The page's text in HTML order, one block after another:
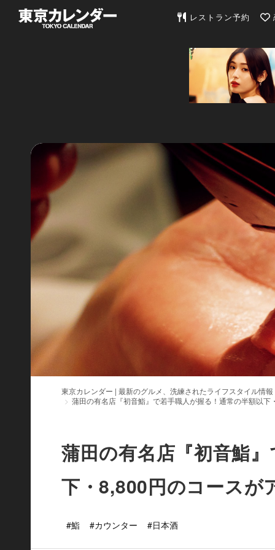
東京カレンダー | 最新
レストラン予約
東京カレンダー | 最新のグルメ、洗練されたライフスタイル情報
蒲田の有名店『初音鮨』で若手職人が握る！通常の半額以下
蒲田の有名店『初音鮨
下・8,800円のコースが
#鮨 #カウンター #日本酒